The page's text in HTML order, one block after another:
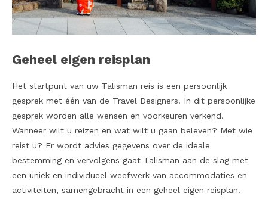
Geheel eigen reisplan
Het startpunt van uw Talisman reis is een persoonlijk
gesprek met één van de Travel Designers. In dit persoonlijke
gesprek worden alle wensen en voorkeuren verkend.
Wanneer wilt u reizen en wat wilt u gaan beleven? Met wie
reist u? Er wordt advies gegevens over de ideale
bestemming en vervolgens gaat Talisman aan de slag met
een uniek en individueel weefwerk van accommodaties en
activiteiten, samengebracht in een geheel eigen reisplan.